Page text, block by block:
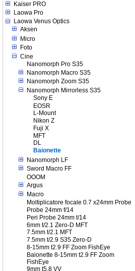
Kaiser PRO
Laowa Pro
Laowa Venus Optics
Aksen
Micro
Foto
Cine
Nanomorph Pro S35
Nanomorph Macro S35
Nanomorph Zoom S35
Nanomorph Mirrorless S35
Sony E
EOSR
L-Mount
Nikon Z
Fuji X
MFT
DL
Baionette
Nanomorph LF
Sword Macro FF
OOOM
Argus
Macro
Moltiplicatore focale 0.7 x24mm Probe
Probe 24mm f/14
Peri Probe 24mm t/14
6mm t/2.1 Zero-D MFT
7.5mm t/2.1 MFT
7.5mm t/2.9 S35 Zero-D
8-15mm t2.9 FF Zoom FishEye
Baionette 8-15mm t2.9 FF Zoom
FishEye
9mm t5.8 VV